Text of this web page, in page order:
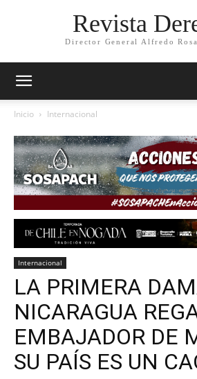
Revista
Director General Alfredo
Inicio Internacional
Internacional
LA PRIMERA
NICARAGUA
EMBAJADOR DE
SU PAÍS ES UN